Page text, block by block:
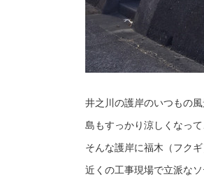
井之川の護岸のいつもの風
島もすっかり涼しくなっ
そんな護岸に福木（フク
近くの工事現場で立派な